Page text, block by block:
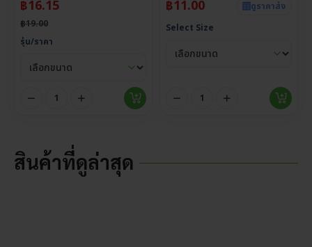
฿16.15
฿19.00
รุ่น/ราคา
฿11.00
ดูราคาส่ง
Select Size
สินค้าที่ดูล่าสุด